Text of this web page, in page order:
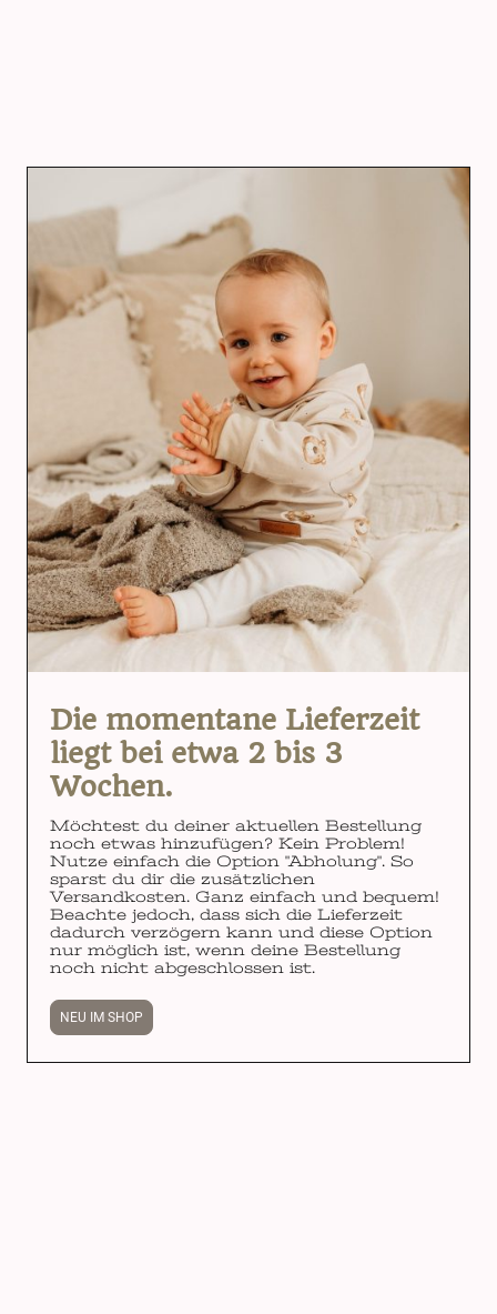
Die momentane Lieferzeit
liegt bei etwa 2 bis 3
Wochen.
Möchtest du deiner aktuellen Bestellung
noch etwas hinzufügen? Kein Problem!
Nutze einfach die Option "Abholung". So
sparst du dir die zusätzlichen
Versandkosten. Ganz einfach und bequem!
Beachte jedoch, dass sich die Lieferzeit
dadurch verzögern kann und diese Option
nur möglich ist, wenn deine Bestellung
noch nicht abgeschlossen ist.
NEU IM SHOP